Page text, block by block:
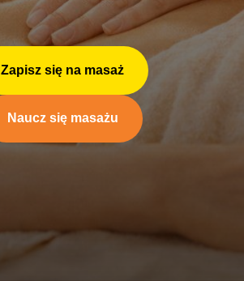
Zapisz się na masaż
Naucz się masażu